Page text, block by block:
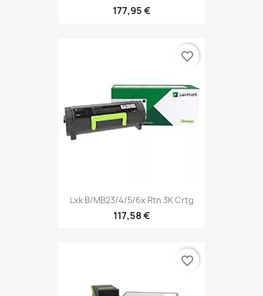
177,95 €
Lxk B/MB23/4/5/6x Rtn 3K Crtg
117,58 €
favorite_border
favorite_border